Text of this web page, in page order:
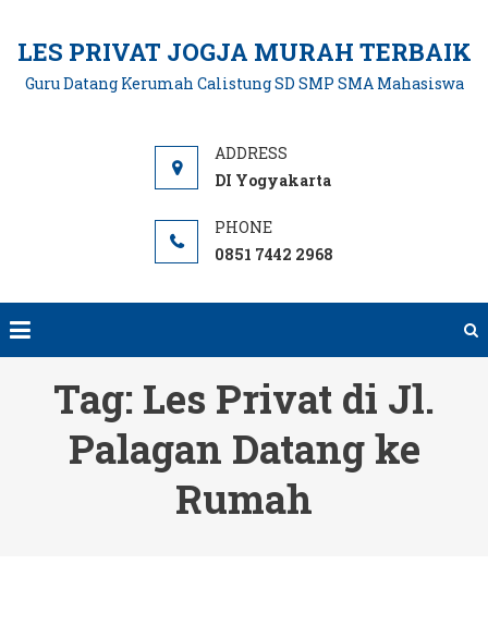
content
LES PRIVAT JOGJA MURAH TERBAIK
Guru Datang Kerumah Calistung SD SMP SMA Mahasiswa
DI Yogyakarta
0851 7442 2968
Tag: Les Privat di Jl.
Palagan Datang ke
Rumah